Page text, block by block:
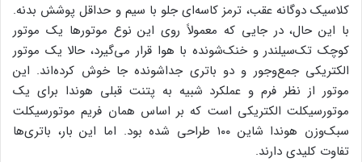
کلاسیک دوگانه عقب، ترمز کاسه‌ای جلو با سیم و حداقل پوشش بدنه.
با این حال، در جایی که معمولاً روی این نوع موتورها یک موتور
کوچک تک‌سیلندر و خنک‌شونده با هوا قرار می‌گیرد، حالا یک موتور
الکتریکی جمع‌وجور و دو باتری جداشونده جا خوش کرده‌اند. این
موتور از نظر فرم و عملکرد شبیه به پتنت قبلی هوندا برای یک
موتورسیکلت الکتریکی است که بر اساس همان فریم موتورسیکلت
سبک‌وزن هوندا شاین ۱۰۰ طراحی شده بود. اما این بار، باتری‌ها
تفاوت کلیدی دارند.